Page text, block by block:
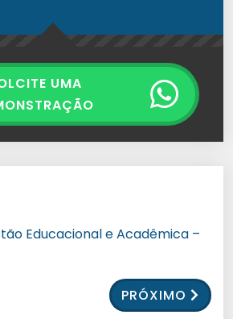
UMA
Educacional e Acadêmica –
PRÓXIMO